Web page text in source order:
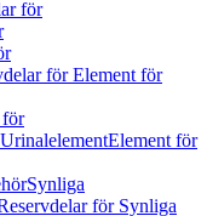
för
för Element för
för
Element för
Synliga
för Synliga